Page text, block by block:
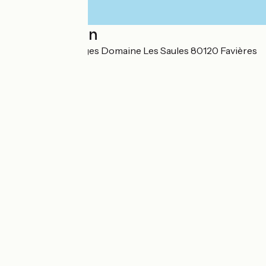
Localisation
1075 Rue des Forges Domaine Les Saules 80120 Favières